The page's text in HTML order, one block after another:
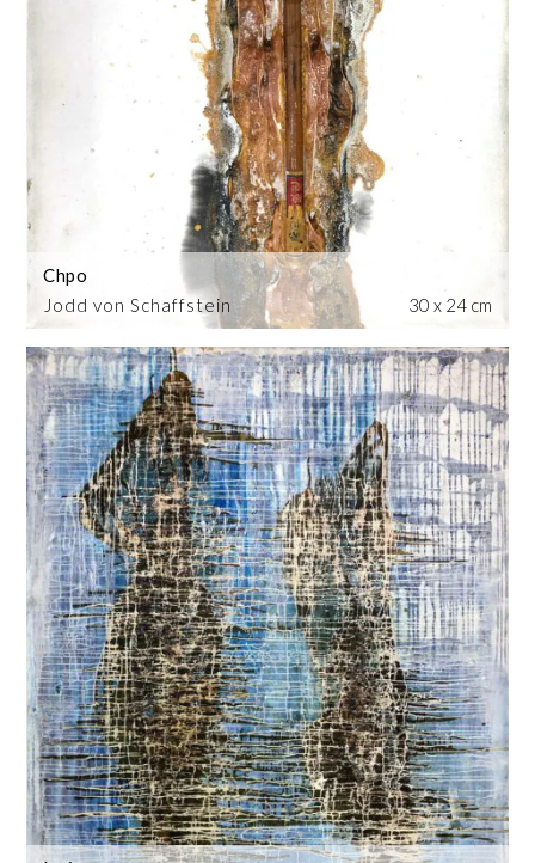
Jodd von Schaffstein
Chpo
30 x 24 cm